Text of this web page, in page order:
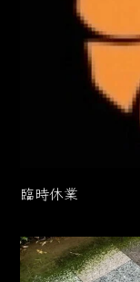
臨時休業